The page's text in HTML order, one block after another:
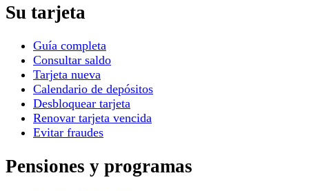
Su tarjeta
Guía completa
Consultar saldo
Tarjeta nueva
Calendario de depósitos
Desbloquear tarjeta
Renovar tarjeta vencida
Evitar fraudes
Pensiones y programas